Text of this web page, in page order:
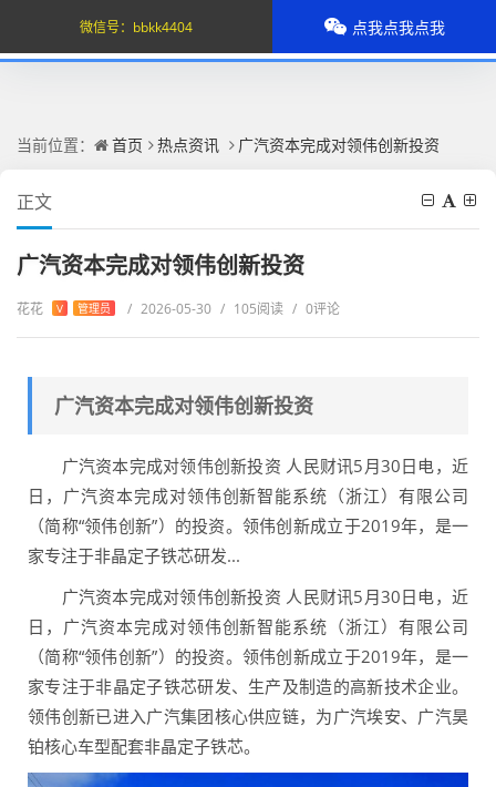
当前位置： 首页 热点资讯 广汽资本完成对领伟创新投资
正文
广汽资本完成对领伟创新投资
花花 V 管理员 / 2026-05-30 / 105阅读 / 0评论
广汽资本完成对领伟创新投资
广汽资本完成对领伟创新投资 人民财讯5月30日电，近
日，广汽资本完成对领伟创新智能系统（浙江）有限公司
（简称“领伟创新”）的投资。领伟创新成立于2019年，是一
家专注于非晶定子铁芯研发...
广汽资本完成对领伟创新投资 人民财讯5月30日电，近
日，广汽资本完成对领伟创新智能系统（浙江）有限公司
（简称“领伟创新”）的投资。领伟创新成立于2019年，是一
家专注于非晶定子铁芯研发、生产及制造的高新技术企业。
领伟创新已进入广汽集团核心供应链，为广汽埃安、广汽昊
铂核心车型配套非晶定子铁芯。
微信号： bbkk4404 点我点我点我